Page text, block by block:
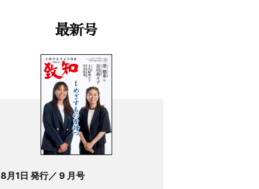
最新号
8月1日 発行／ 9 月号